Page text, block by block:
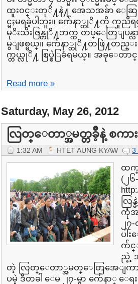
ထူး၀င္းတုိ႔နဲ႔ အေသအခ်ာ ေဆ
င္မႈမရခဲ့ပါဘူး။ က်ေနာ္တုိ႔ကို ကူ
မုိးသီးဇြန္တုိ႔ဘက္က တပ္ေတြျ
မွျဖစ္မယ္။ က်ေနာ္တုိ႔တဖြဲ႔တ
က္တယ္လုိ႔ စြပ္စဲြခံရမယ္။ အခုေတာင္
Read more »
Saturday, May 26, 2012
လြတ္ေတာ္အမတ္တခ်ဳိ့နဲ့ စကာ
1:32 AM HTET AUNG KYAW 3
ထ
(၂၆
လြ
ကုံ
၂
ပါ
က်င္
ည္နဲ့
တဲ့ လြတ္ေတာ္အမတ္ေတြအေျက
ပမဲ့ ဒီတခါ ေမ ၂၇-မွာ က်ေနာ္ ေရ